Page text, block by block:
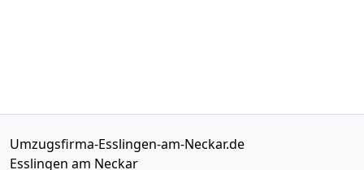
Umzugsfirma-Esslingen-am-Neckar.de
Esslingen am Neckar